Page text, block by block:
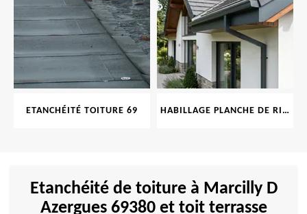
ETANCHÉITÉ TOITURE 69 HABILLAGE PLANCHE DE RIVE 69
Etanchéité de toiture à Marcilly D
Azergues 69380 et toit terrasse